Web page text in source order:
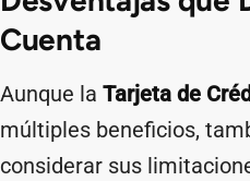
Cuenta
Aunque la Tarjeta de
múltiples beneficios,
considerar sus